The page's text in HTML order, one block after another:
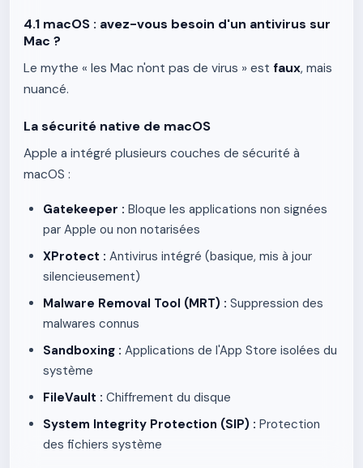
4.1 macOS : avez-vous besoin d'un antivirus sur
Mac ?
Le mythe « les Mac n'ont pas de virus » est faux, mais
nuancé.
La sécurité native de macOS
Apple a intégré plusieurs couches de sécurité à
macOS :
Gatekeeper : Bloque les applications non signées
par Apple ou non notarisées
XProtect : Antivirus intégré (basique, mis à jour
silencieusement)
Malware Removal Tool (MRT) : Suppression des
malwares connus
Sandboxing : Applications de l'App Store isolées du
système
FileVault : Chiffrement du disque
System Integrity Protection (SIP) : Protection
des fichiers système